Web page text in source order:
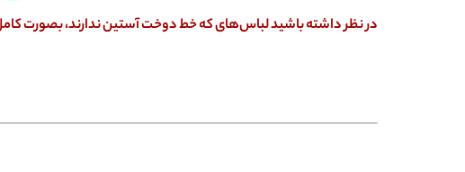
در نظر داشته باشید لباس‌های که خط دوخت آستین ندارند، بصورت کامل